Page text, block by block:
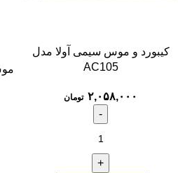
کیبورد و موس سیمی آولا مدل
AC105
۲,۰۵۸,۰۰۰ تومان